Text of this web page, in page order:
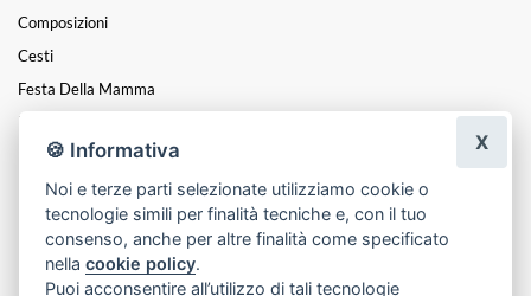
Composizioni
Cesti
Festa Della Mamma
Mazzi
Funebre
Festa Della Donna
Natale
🍪 Informativa
Noi e terze parti selezionate utilizziamo cookie o
tecnologie simili per finalità tecniche e, con il tuo
consenso, anche per altre finalità come specificato
nellacookie policy.
Puoi acconsentire all’utilizzo di tali tecnologie
X